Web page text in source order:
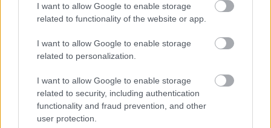
I want to allow Google to enable storage
related to functionality of the website or app.
I want to allow Google to enable storage
related to personalization.
I want to allow Google to enable storage
related to security, including authentication
functionality and fraud prevention, and other
user protection.
LUETUIMMAT
LISÄÄ ARTIKKELEITA